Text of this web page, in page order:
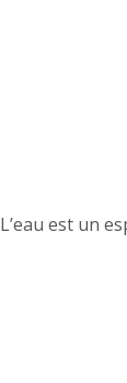
L’eau est un